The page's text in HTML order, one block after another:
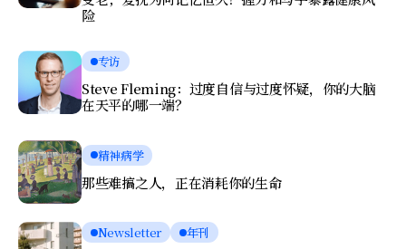
险
专访
Steve Fleming：过度自信与过度怀疑，你的大脑
在天平的哪一端？
精神病学
那些难搞之人，正在消耗你的生命
Newsletter 年刊